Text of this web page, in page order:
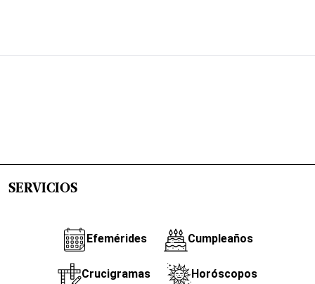
SERVICIOS
Efemérides Cumpleaños
Crucigramas Horóscopos